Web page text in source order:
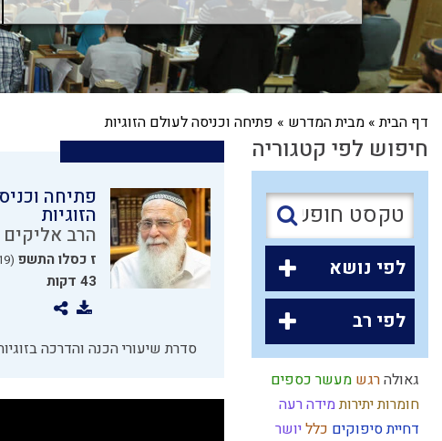
דף הבית» מבית המדרש » פתיחה וכניסה לעולם הזוגיות
חיפוש לפי קטגוריה
לפי נושא
לפי רב
גאולהרגש מעשר כספים
חומרות יתירותמידה רעה
דחיית סיפוקים כלליושר
פתיחה
הזוגיות
הרב אליקים
ז כסלו התשפ (05.12.2019)
43 דקות
סדרת שיעורי הכנה והדרכה